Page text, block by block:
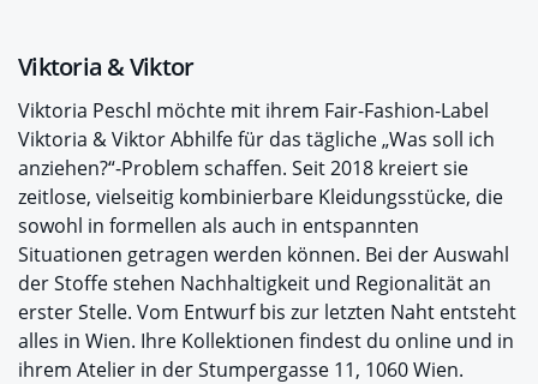
Viktoria & Viktor
Viktoria Peschl möchte mit ihrem Fair-Fashion-Label
Viktoria & Viktor Abhilfe für das tägliche „Was soll ich
anziehen?“-Problem schaffen. Seit 2018 kreiert sie
zeitlose, vielseitig kombinierbare Kleidungsstücke, die
sowohl in formellen als auch in entspannten
Situationen getragen werden können. Bei der Auswahl
der Stoffe stehen Nachhaltigkeit und Regionalität an
erster Stelle. Vom Entwurf bis zur letzten Naht entsteht
alles in Wien. Ihre Kollektionen findest du online und in
ihrem Atelier in der Stumpergasse 11, 1060 Wien.